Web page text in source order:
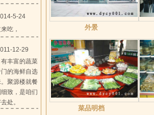
5-24
吃，
12-29
丰富的蔬菜
的海鲜自选
聚源楼就餐
致，是咱们
处。
外景
菜品明档